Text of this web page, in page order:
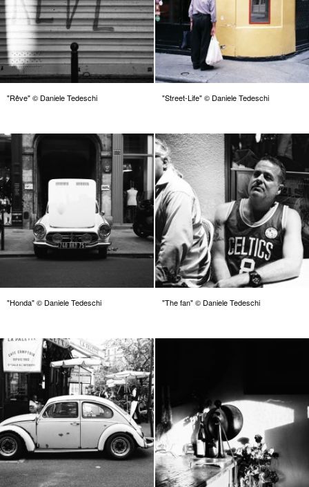
"Rêve" © Daniele Tedeschi "Street-Life" © Daniele Tedeschi
"Honda" © Daniele Tedeschi "The fan" © Daniele Tedeschi